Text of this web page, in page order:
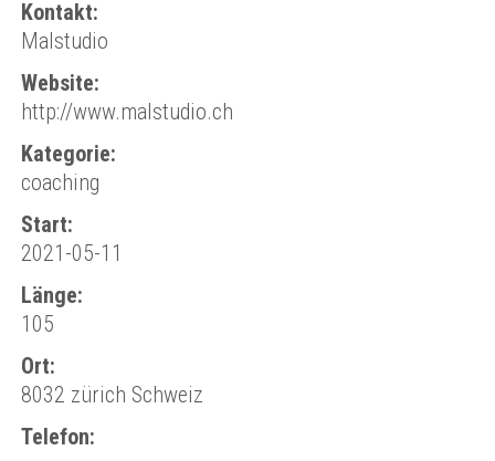
Kontakt:
Malstudio
Website:
http://www.malstudio.ch
Kategorie:
coaching
Start:
2021-05-11
Länge:
105
Ort:
8032 zürich Schweiz
Telefon: